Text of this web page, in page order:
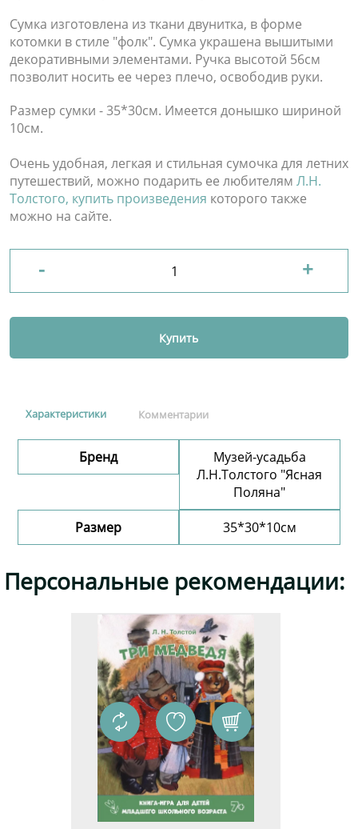
Сумка изготовлена из ткани двунитка, в форме
котомки в стиле "фолк". Сумка украшена вышитыми
декоративными элементами. Ручка высотой 56см
позволит носить ее через плечо, освободив руки.
Размер сумки - 35*30см. Имеется донышко шириной
10см.
Очень удобная, легкая и стильная сумочка для летних
путешествий, можно подарить ее любителям Л.Н.
Толстого, купить произведения которого также
можно на сайте.
- +
Купить
Характеристики Комментарии
Бренд
Музей-усадьба
Л.Н.Толстого "Ясная
Поляна"
Размер
35*30*10см
Персональные рекомендации: